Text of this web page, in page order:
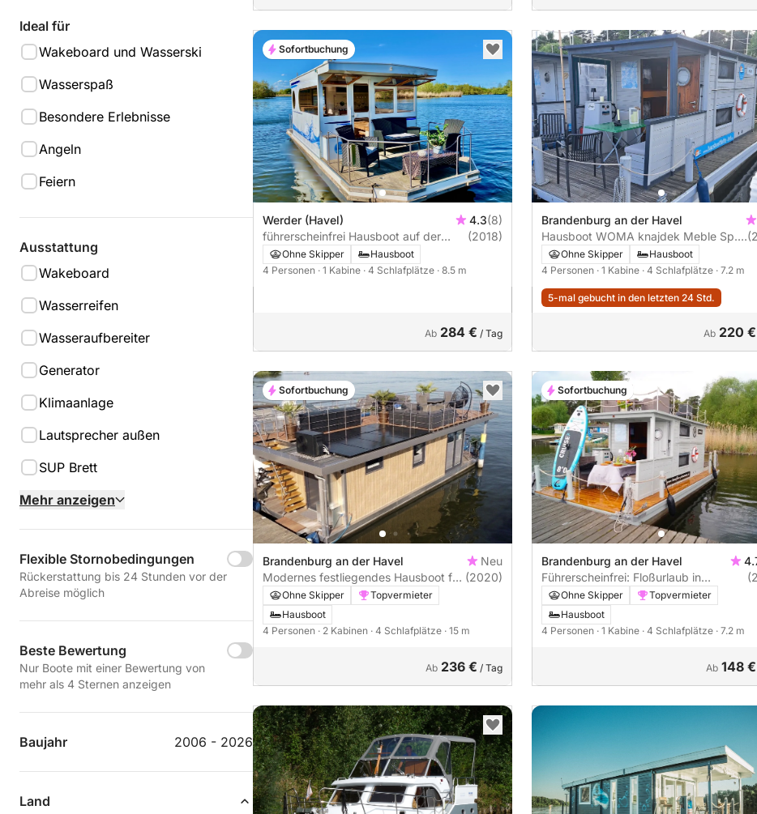
Ideal für
Wakeboard und Wasserski
Wasserspaß
Besondere Erlebnisse
Angeln
Feiern
Ausstattung
Wakeboard
Wasserreifen
Wasseraufbereiter
Generator
Klimaanlage
Lautsprecher außen
SUP Brett
Mehr anzeigen
Flexible Stornobedingungen
Rückerstattung bis 24 Stunden vor der
Abreise möglich
Beste Bewertung
Nur Boote mit einer Bewertung von
mehr als 4 Sternen anzeigen
Baujahr 2006 - 2026
Land
Werder (Havel) 4.3(8)
führerscheinfrei Hausboot auf der
Havel nach Berlin und Potsdam
(2018)
Ohne Skipper
Hausboot
4 Personen · 1 Kabine · 4 Schlafplätze · 8.5 m
Ab 284 € / Tag
Sofortbuchung
Brandenburg an der Havel
Hausboot WOMA knajdek Meble Sp.
Zo.o Hausboot
Ohne Skipper
Hausboot
4 Personen · 1 Kabine · 4 Schlafplätze · 7.2 m
5-mal gebucht in den letzten 24 Std.
Ab 220 €
Brandenburg an der Havel
Neu
Modernes festliegendes Hausboot für
4 Personen am Plauer See mit
Sonnenterrasse, überdachter
Terrasse, Klimaanlage, Wasserblick
(2020)
Ohne Skipper
Topvermieter
Hausboot
4 Personen · 2 Kabinen · 4 Schlafplätze · 15 m
Ab 236 € / Tag
Sofortbuchung
Brandenburg an der Havel
Führerscheinfrei: Floßurlaub in
Brandenburg mit der Familie &
Freunden
Ohne Skipper
Topvermieter
Hausboot
4 Personen · 1 Kabine · 4 Schlafplätze · 7.2 m
Ab 148 €
Sofortbuchung